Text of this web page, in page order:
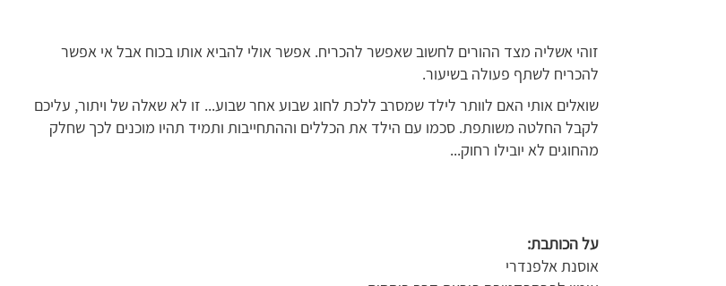
זוהי אשליה מצד ההורים לחשוב שאפשר להכריח. אפשר אולי להביא אותו בכוח אבל אי אפשר
להכריח לשתף פעולה בשיעור.
שואלים אותי האם לוותר לילד שמסרב ללכת לחוג שבוע אחר שבוע... זו לא שאלה של ויתור, עליכם
לקבל החלטה משותפת. סכמו עם הילד את הכללים וההתחייבות ותמיד תהיו מוכנים לכך שחלק
מהחוגים לא יובילו רחוק...
על הכותבת:
אוסנת אלפנדרי